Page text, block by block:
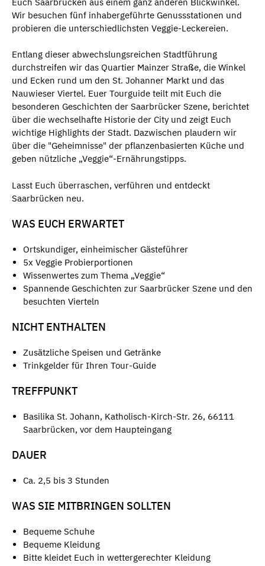
Wir besuchen fünf inhabergeführte Genussstationen und
probieren die unterschiedlichsten Veggie-Leckereien.
Entlang dieser abwechslungsreichen Stadtführung
durchstreifen wir das Quartier Mainzer Straße, die Winkel
und Ecken rund um den St. Johanner Markt und das
Nauwieser Viertel. Euer Tourguide teilt mit Euch die
besonderen Geschichten der Saarbrücker Szene, berichtet
über die wechselhafte Historie der City und zeigt Euch
wichtige Highlights der Stadt. Dazwischen plaudern wir
über die "Geheimnisse" der pflanzenbasierten Küche und
geben nützliche „Veggie“-Ernährungstipps.
Lasst Euch überraschen, verführen und entdeckt
Saarbrücken neu.
WAS EUCH ERWARTET
Ortskundiger, einheimischer Gästeführer
5x Veggie Probierportionen
Wissenwertes zum Thema „Veggie“
Spannende Geschichten zur Saarbrücker Szene und den
besuchten Vierteln
NICHT ENTHALTEN
Zusätzliche Speisen und Getränke
Trinkgelder für Ihren Tour-Guide
TREFFPUNKT
Basilika St. Johann, Katholisch-Kirch-Str. 26, 66111
Saarbrücken, vor dem Haupteingang
DAUER
Ca. 2,5 bis 3 Stunden
WAS SIE MITBRINGEN SOLLTEN
Bequeme Schuhe
Bequeme Kleidung
Bitte kleidet Euch in wettergerechter Kleidung